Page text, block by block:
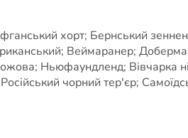
хорт; Бернський
Веймаранер;
Ньюфаундленд; Вівчарка
чорний тер'єр;